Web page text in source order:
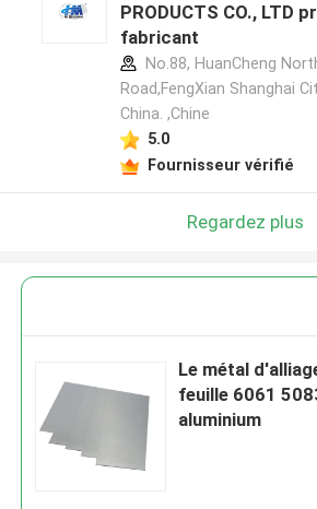
PRODUCTS CO., LTD
fabricant
No.88, HuanCheng
Road,FengXian Shanghai
China. ,Chine
5.0
Fournisseur vérifié
Regardez plus
Le métal
feuille 6061
aluminium